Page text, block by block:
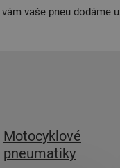
vám vaše pneu dodáme
Motocyklové
pneumatiky